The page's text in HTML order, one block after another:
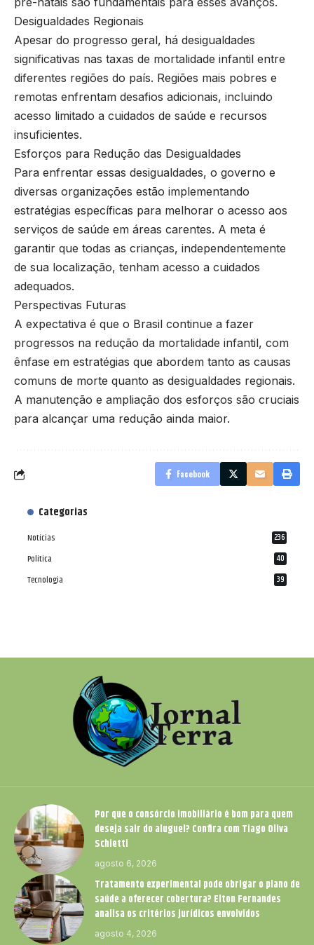
Desigualdades Regionais
Apesar do progresso geral, há desigualdades
significativas nas taxas de mortalidade infantil entre
diferentes regiões do país. Regiões mais pobres e
remotas enfrentam desafios adicionais, incluindo
acesso limitado a cuidados de saúde e recursos
insuficientes.
Esforços para Redução das Desigualdades
Para enfrentar essas desigualdades, o governo e
diversas organizações estão implementando
estratégias específicas para melhorar o acesso aos
serviços de saúde em áreas carentes. A meta é
garantir que todas as crianças, independentemente
de sua localização, tenham acesso a cuidados
adequados.
Perspectivas Futuras
A expectativa é que o Brasil continue a fazer
progressos na redução da mortalidade infantil, com
ênfase em estratégias que abordem tanto as causas
comuns de morte quanto as desigualdades regionais.
A manutenção e ampliação dos esforços são cruciais
para alcançar uma redução ainda maior.
Facebook
Categorias
Notícias 236
Política 40
Tecnologia 39
Por que o consórcio imobiliário é bom para quem
deseja sair do aluguel? Confira com Tiago Oliva
Schietti
agosto 6, 2026
Tratamento experimental pode obrigar o plano de
saúde a oferecer cobertura? Elton Fernandes
analisa os critérios jurídicos envolvidos
agosto 4, 2026